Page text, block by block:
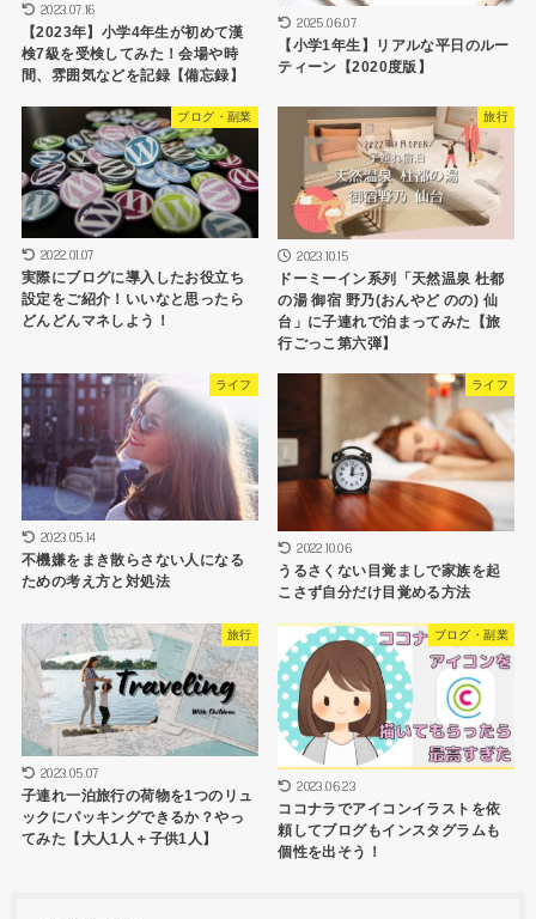
2023.07.16
【2023年】小学4年生が初めて漢
検7級を受検してみた！会場や時
間、雰囲気などを記録【備忘録】
2025.06.07
【小学1年生】リアルな平日のルー
ティーン【2020度版】
ブログ・副業
2022.01.07
実際にブログに導入したお役立ち
設定をご紹介！いいなと思ったら
どんどんマネしよう！
旅行
2023.10.15
ドーミーイン系列「天然温泉 杜都
の湯 御宿 野乃(おんやど のの) 仙
台」に子連れで泊まってみた【旅
行ごっこ第六弾】
ライフ
2023.05.14
不機嫌をまき散らさない人になる
ための考え方と対処法
ライフ
2022.10.06
うるさくない目覚ましで家族を起
こさず自分だけ目覚める方法
旅行
2023.05.07
子連れ一泊旅行の荷物を1つのリュ
ックにパッキングできるか？やっ
てみた【大人1人＋子供1人】
ブログ・副業
2023.06.23
ココナラでアイコンイラストを依
頼してブログもインスタグラムも
個性を出そう！